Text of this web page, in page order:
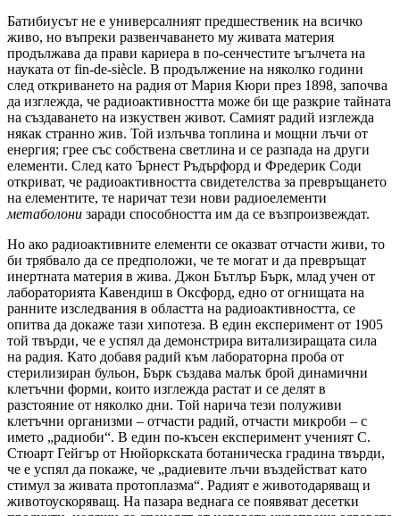
Батибиусът не е универсалният предшественик на всичко
живо, но въпреки развенчаването му живата материя
продължава да прави кариера в по-сенчестите ъгълчета на
науката от fin-de-siècle. В продължение на няколко години
след откриването на радия от Мария Кюри през 1898, започва
да изглежда, че радиоактивността може би ще разкрие тайната
на създаването на изкуствен живот. Самият радий изглежда
някак странно жив. Той излъчва топлина и мощни лъчи от
енергия; грее със собствена светлина и се разпада на други
елементи. След като Ърнест Ръдърфорд и Фредерик Соди
откриват, че радиоактивността свидетелства за превръщането
на елементите, те наричат тези нови радиоелементи
метаболони заради способността им да се възпроизвеждат.
Но ако радиоактивните елементи се оказват отчасти живи, то
би трябвало да се предположи, че те могат и да превръщат
инертната материя в жива. Джон Бътлър Бърк, млад учен от
лабораторията Кавендиш в Оксфорд, едно от огнищата на
ранните изследвания в областта на радиоактивността, се
опитва да докаже тази хипотеза. В един експеримент от 1905
той твърди, че е успял да демонстрира витализиращата сила
на радия. Като добавя радий към лабораторна проба от
стерилизиран бульон, Бърк създава малък брой динамични
клетъчни форми, които изглежда растат и се делят в
разстояние от няколко дни. Той нарича тези полуживи
клетъчни организми – отчасти радий, отчасти микроби – с
името „радиоби“. В един по-късен експеримент ученият С.
Стюарт Гейгър от Нюйоркската ботаническа градина твърди,
че е успял да покаже, че „радиевите лъчи въздействат като
стимул за живата протоплазма“. Радият е животодаряващ и
животоускоряващ. На пазара веднага се появяват десетки